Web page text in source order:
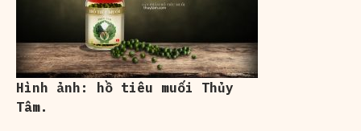
Hình ảnh: hồ tiêu muối Thủy
Tâm.